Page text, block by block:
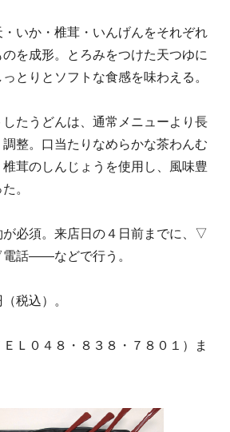
いか・椎茸・いんげんをそれぞれ
を成形。とろみをつけた天つゆに
とりとソフトな食感を味わえる。
たうどんは、通常メニューより長
調整。口当たりなめらかな茶わんむ
茸のしんじょうを使用し、風味豊
。
必須。来店日の４日前までに、▽
話――などで行う。
税込）。
Ｌ０４８・８３８・７８０１）ま